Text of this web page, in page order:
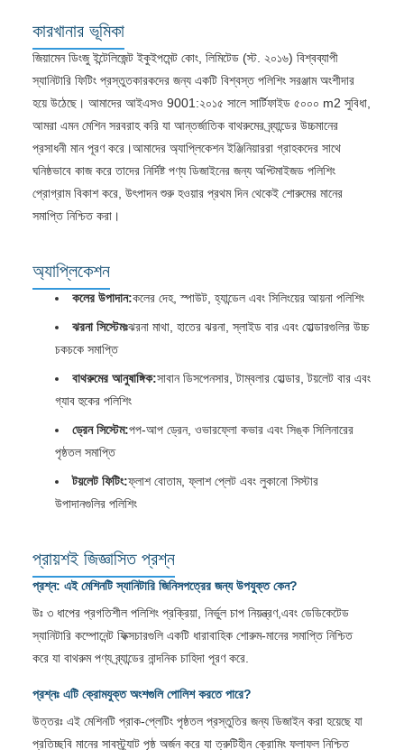
কারখানার ভূমিকা
জিয়ামেন ডিংজু ইন্টেলিজেন্ট ইকুইপমেন্ট কোং, লিমিটেড (স্ট. ২০১৬) বিশ্বব্যাপী
স্যানিটারি ফিটিং প্রস্তুতকারকদের জন্য একটি বিশ্বস্ত পলিশিং সরঞ্জাম অংশীদার
হয়ে উঠেছে। আমাদের আইএসও 9001:২০১৫ সালে সার্টিফাইড ৫০০০ m2 সুবিধা,
আমরা এমন মেশিন সরবরাহ করি যা আন্তর্জাতিক বাথরুমের ব্র্যান্ডের উচ্চমানের
প্রসাধনী মান পূরণ করে।আমাদের অ্যাপ্লিকেশন ইঞ্জিনিয়াররা গ্রাহকদের সাথে
ঘনিষ্ঠভাবে কাজ করে তাদের নির্দিষ্ট পণ্য ডিজাইনের জন্য অপ্টিমাইজড পলিশিং
প্রোগ্রাম বিকাশ করে, উৎপাদন শুরু হওয়ার প্রথম দিন থেকেই শোরুমের মানের
সমাপ্তি নিশ্চিত করা।
অ্যাপ্লিকেশন
কলের উপাদান:কলের দেহ, স্পাউট, হ্যান্ডেল এবং সিলিংয়ের আয়না পলিশিং
ঝরনা সিস্টেমঃঝরনা মাথা, হাতের ঝরনা, স্লাইড বার এবং হোল্ডারগুলির উচ্চ
চকচকে সমাপ্তি
বাথরুমের আনুষাঙ্গিক:সাবান ডিসপেনসার, টাম্বলার হোল্ডার, টয়লেট বার এবং
গ্যাব হুকের পলিশিং
ড্রেন সিস্টেম:পপ-আপ ড্রেন, ওভারফ্লো কভার এবং সিঙ্ক সিলিনারের
পৃষ্ঠতল সমাপ্তি
টয়লেট ফিটিং:ফ্লাশ বোতাম, ফ্লাশ প্লেট এবং লুকানো সিস্টার
উপাদানগুলির পলিশিং
প্রায়শই জিজ্ঞাসিত প্রশ্ন
প্রশ্ন: এই মেশিনটি স্যানিটারি জিনিসপত্রের জন্য উপযুক্ত কেন?
উঃ ৩ ধাপের প্রগতিশীল পলিশিং প্রক্রিয়া, নির্ভুল চাপ নিয়ন্ত্রণ,এবং ডেডিকেটেড
স্যানিটারি কম্পোনেন্ট ফিক্সচারগুলি একটি ধারাবাহিক শোরুম-মানের সমাপ্তি নিশ্চিত
করে যা বাথরুম পণ্য ব্র্যান্ডের নান্দনিক চাহিদা পূরণ করে.
প্রশ্নঃ এটি ক্রোমযুক্ত অংশগুলি পোলিশ করতে পারে?
উত্তরঃ এই মেশিনটি প্রাক-প্লেটিং পৃষ্ঠতল প্রস্তুতির জন্য ডিজাইন করা হয়েছে যা
প্রতিচ্ছবি মানের সাবস্ট্র্যাট পৃষ্ঠ অর্জন করে যা ত্রুটিহীন ক্রোমিং ফলাফল নিশ্চিত